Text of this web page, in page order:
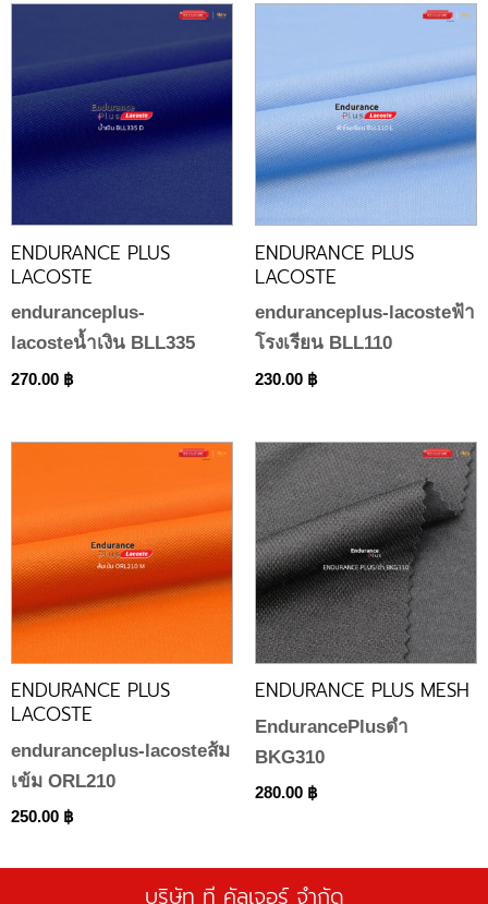
ENDURANCE PLUS
LACOSTE
enduranceplus-
lacosteน้ำเงิน BLL335
270.00 ฿
ENDURANCE PLUS
LACOSTE
enduranceplus-lacosteฟ้า
โรงเรียน BLL110
230.00 ฿
ENDURANCE PLUS
LACOSTE
enduranceplus-lacosteส้ม
เข้ม ORL210
250.00 ฿
ENDURANCE PLUS MESH
EndurancePlusดำ
BKG310
280.00 ฿
บริษัท ที คัลเจอร์ จำกัด